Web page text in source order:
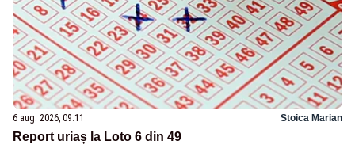
6 aug. 2026, 09:11 Stoica Marian
Report uriaș la Loto 6 din 49